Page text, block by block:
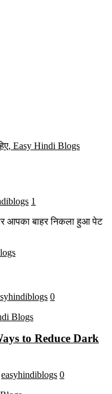
1
आपका बाहर निकला हुआ पेट
0
to Reduce Dark
easyhindiblogs 0